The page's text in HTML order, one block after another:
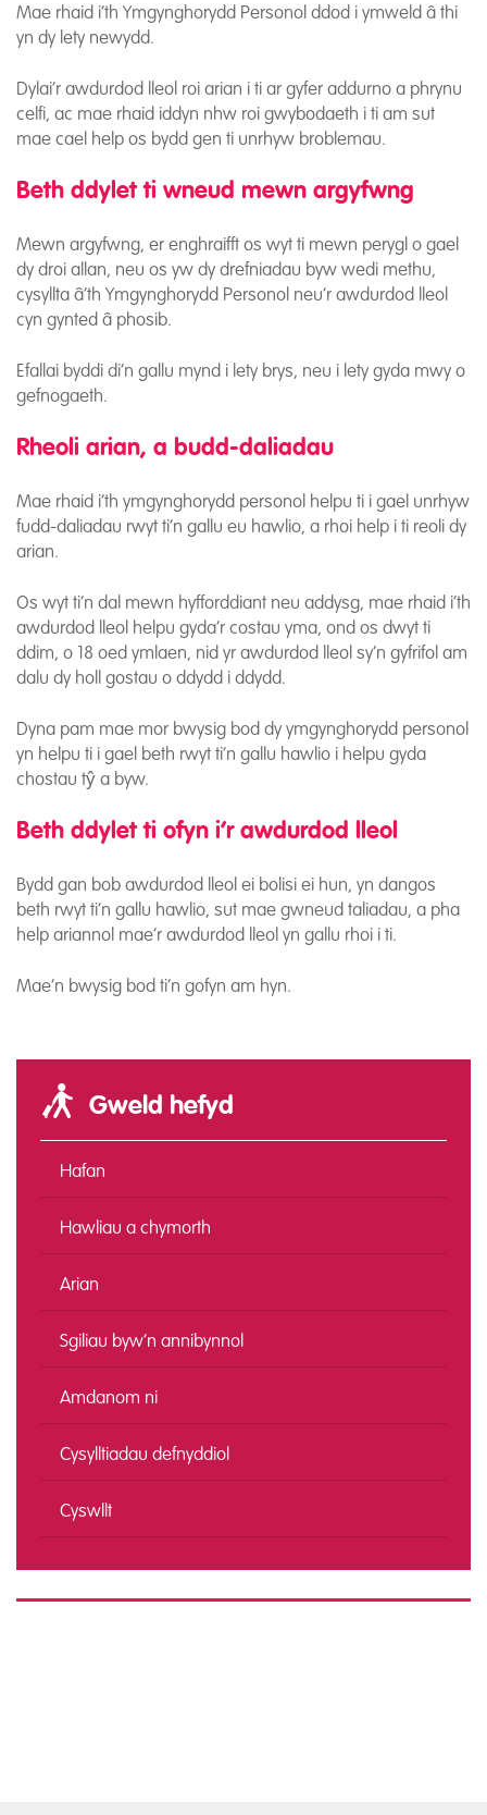
Mae rhaid i’th Ymgynghorydd Personol ddod i ymweld â thi
yn dy lety newydd.
Dylai’r awdurdod lleol roi arian i ti ar gyfer addurno a phrynu
celfi, ac mae rhaid iddyn nhw roi gwybodaeth i ti am sut
mae cael help os bydd gen ti unrhyw broblemau.
Beth ddylet ti wneud mewn argyfwng
Mewn argyfwng, er enghraifft os wyt ti mewn perygl o gael
dy droi allan, neu os yw dy drefniadau byw wedi methu,
cysyllta â’th Ymgynghorydd Personol neu’r awdurdod lleol
cyn gynted â phosib.
Efallai byddi di’n gallu mynd i lety brys, neu i lety gyda mwy o
gefnogaeth.
Rheoli arian, a budd-daliadau
Mae rhaid i’th ymgynghorydd personol helpu ti i gael unrhyw
fudd-daliadau rwyt ti’n gallu eu hawlio, a rhoi help i ti reoli dy
arian.
Os wyt ti’n dal mewn hyfforddiant neu addysg, mae rhaid i’th
awdurdod lleol helpu gyda’r costau yma, ond os dwyt ti
ddim, o 18 oed ymlaen, nid yr awdurdod lleol sy’n gyfrifol am
dalu dy holl gostau o ddydd i ddydd.
Dyna pam mae mor bwysig bod dy ymgynghorydd personol
yn helpu ti i gael beth rwyt ti’n gallu hawlio i helpu gyda
chostau tŷ a byw.
Beth ddylet ti ofyn i’r awdurdod lleol
Bydd gan bob awdurdod lleol ei bolisi ei hun, yn dangos
beth rwyt ti’n gallu hawlio, sut mae gwneud taliadau, a pha
help ariannol mae’r awdurdod lleol yn gallu rhoi i ti.
Mae’n bwysig bod ti’n gofyn am hyn.
Gweld hefyd
Hafan
Hawliau a chymorth
Arian
Sgiliau byw’n annibynnol
Amdanom ni
Cysylltiadau defnyddiol
Cyswllt